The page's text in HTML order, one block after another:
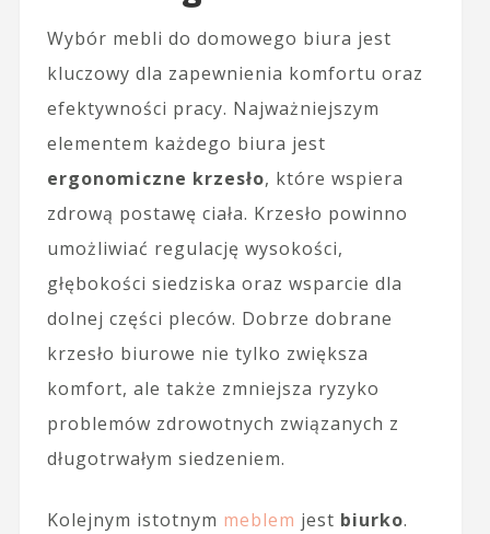
Wybór mebli do domowego biura jest
kluczowy dla zapewnienia komfortu oraz
efektywności pracy. Najważniejszym
elementem każdego biura jest
ergonomiczne krzesło, które wspiera
zdrową postawę ciała. Krzesło powinno
umożliwiać regulację wysokości,
głębokości siedziska oraz wsparcie dla
dolnej części pleców. Dobrze dobrane
krzesło biurowe nie tylko zwiększa
komfort, ale także zmniejsza ryzyko
problemów zdrowotnych związanych z
długotrwałym siedzeniem.
Kolejnym istotnym meblem jest biurko.